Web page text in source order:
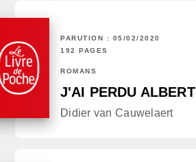
PARUTION : 05/02/2020
192 PAGES
ROMANS
J'AI PERDU ALBERT
Didier van Cauwelaert